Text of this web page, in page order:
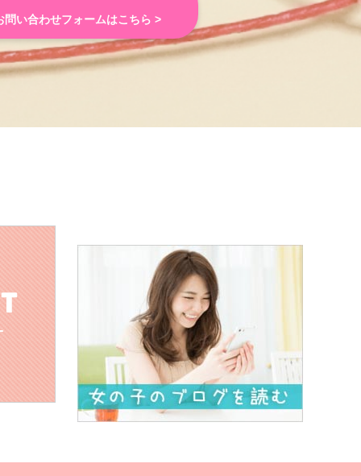
系など）
か
です！
いました。また、分からない部分もかなりあった中
で一
る素
晴らしい彼女さんでした。
、と
感じることが多々ありました。
した
がと
うございました。
ております！！
ュールとなりましたが、いくつもの良い思い
に喜んでいただけて、こちらも嬉しい限りです！！
問い合わせフォームはこちら >